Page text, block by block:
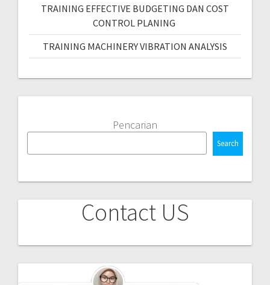
TRAINING EFFECTIVE BUDGETING DAN COST
CONTROL PLANING
TRAINING MACHINERY VIBRATION ANALYSIS
Pencarian
Search
Contact US